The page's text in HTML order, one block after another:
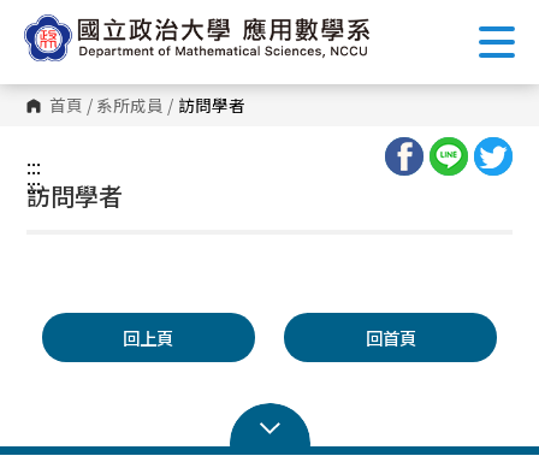
到
主
內
容 首頁 / 系所成員 / 訪問學者
:::
:::
訪問學者
回上頁 回首頁